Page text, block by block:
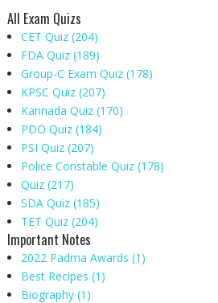
All Exam Quizs
CET Quiz(204)
FDA Quiz(189)
Group-C Exam Quiz(178)
KPSC Quiz(207)
Kannada Quiz(170)
PDO Quiz(184)
PSI Quiz(207)
Police Constable Quiz(178)
Quiz(217)
SDA Quiz(185)
TET Quiz(204)
Important Notes
2022 Padma Awards(1)
Best Recipes(1)
Biography(1)